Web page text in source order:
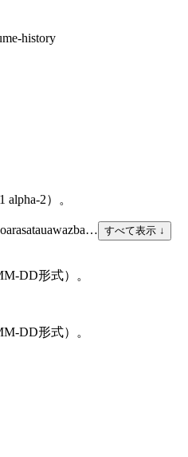
history
2）。
arasatauawazba… すべて表示 ↓
DD形式）。
DD形式）。